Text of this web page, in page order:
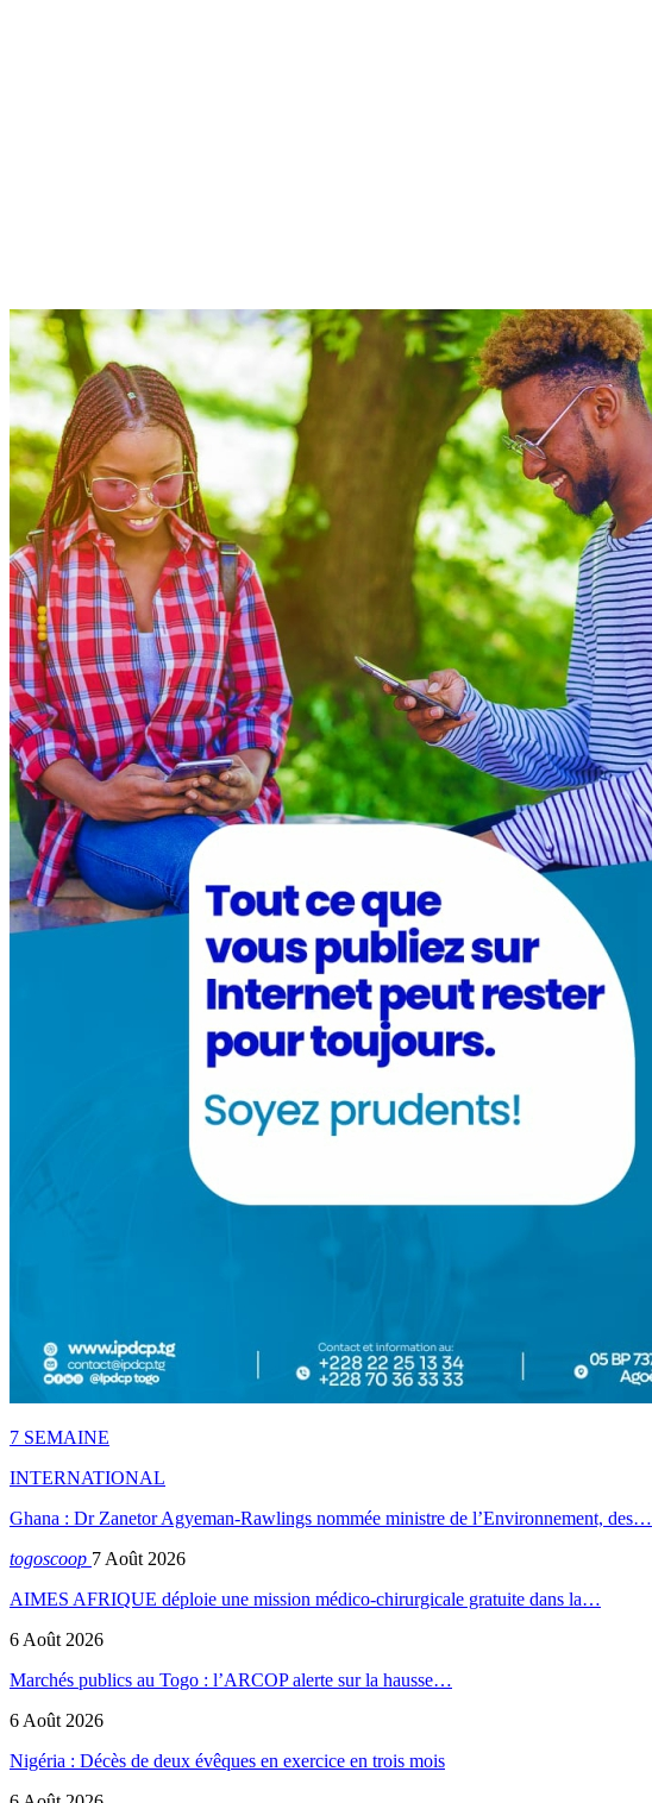
7 SEMAINE
INTERNATIONAL
Ghana : Dr Zanetor Agyeman-Rawlings nommée ministre de l’Environnement, des…
togoscoop 7 Août 2026
AIMES AFRIQUE déploie une mission médico-chirurgicale gratuite dans la…
6 Août 2026
Marchés publics au Togo : l’ARCOP alerte sur la hausse…
6 Août 2026
Nigéria : Décès de deux évêques en exercice en trois mois